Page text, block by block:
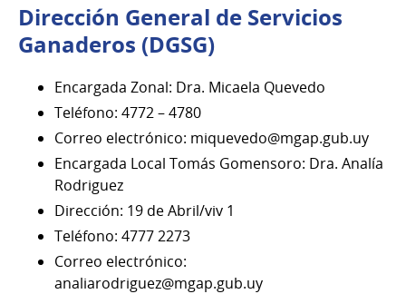
Dirección General de Servicios
Ganaderos (DGSG)
Encargada Zonal: Dra. Micaela Quevedo
Teléfono: 4772 – 4780
Correo electrónico: miquevedo@mgap.gub.uy
Encargada Local Tomás Gomensoro: Dra. Analía
Rodriguez
Dirección: 19 de Abril/viv 1
Teléfono: 4777 2273
Correo electrónico:
analiarodriguez@mgap.gub.uy